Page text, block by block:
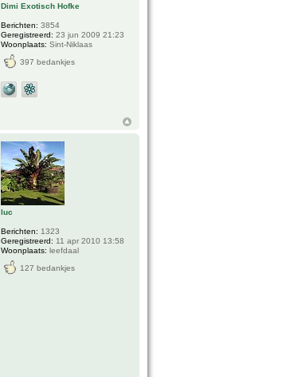
Dimi Exotisch Hofke
Berichten: 3854
Geregistreerd: 23 jun 2009 21:23
Woonplaats: Sint-Niklaas
397 bedankjes
luc
Berichten: 1323
Geregistreerd: 11 apr 2010 13:58
Woonplaats: leefdaal
127 bedankjes